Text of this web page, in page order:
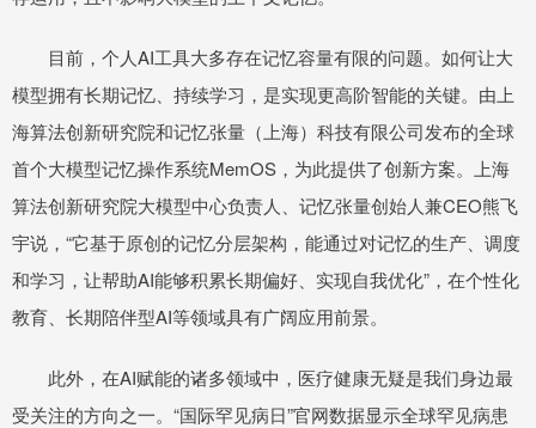
目前，个人AI工具大多存在记忆容量有限的问题。如何让大
模型拥有长期记忆、持续学习，是实现更高阶智能的关键。由上
海算法创新研究院和记忆张量（上海）科技有限公司发布的全球
首个大模型记忆操作系统MemOS，为此提供了创新方案。上海
算法创新研究院大模型中心负责人、记忆张量创始人兼CEO熊飞
宇说，“它基于原创的记忆分层架构，能通过对记忆的生产、调度
和学习，让帮助AI能够积累长期偏好、实现自我优化”，在个性化
教育、长期陪伴型AI等领域具有广阔应用前景。
此外，在AI赋能的诸多领域中，医疗健康无疑是我们身边最
受关注的方向之一。“国际罕见病日”官网数据显示全球罕见病患